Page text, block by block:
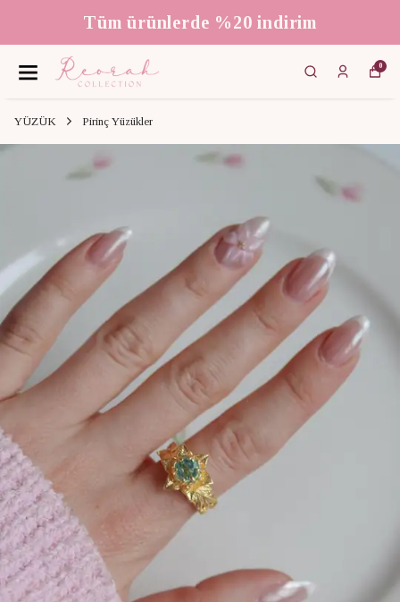
Tüm ürünlerde %20 indirim
0
YÜZÜK Pirinç Yüzükler